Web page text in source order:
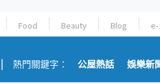
Food Beauty Blog
熱門關鍵字： 公屋熱話 娛樂新